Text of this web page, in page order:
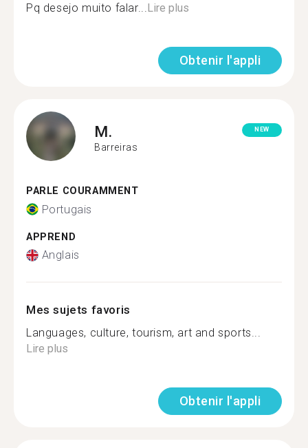
Pq desejo muito falar...Lire plus
Obtenir l'appli
M.
Barreiras
NEW
PARLE COURAMMENT
Portugais
APPREND
Anglais
Mes sujets favoris
Languages, culture, tourism, art and sports...
Lire plus
Obtenir l'appli